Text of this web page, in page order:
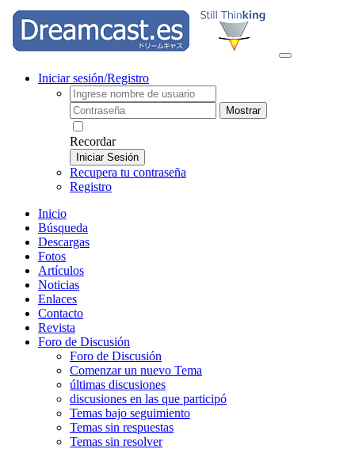
Iniciar sesión/Registro
Mostrar
Recordar
Iniciar Sesión
Recupera tu contraseña
Registro
Inicio
Búsqueda
Descargas
Fotos
Artículos
Noticias
Enlaces
Contacto
Revista
Foro de Discusión
Foro de Discusión
Comenzar un nuevo Tema
últimas discusiones
discusiones en las que participó
Temas bajo seguimiento
Temas sin respuestas
Temas sin resolver